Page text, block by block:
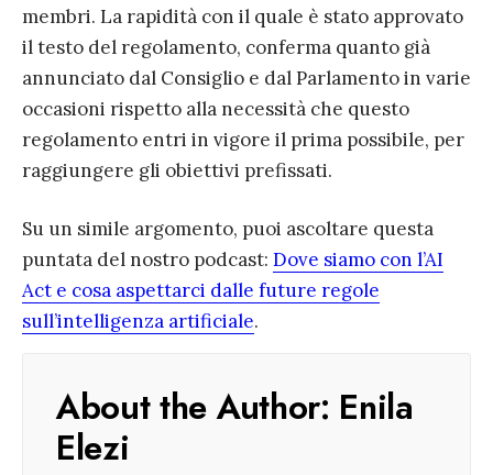
membri. La rapidità con il quale è stato approvato
il testo del regolamento, conferma quanto già
annunciato dal Consiglio e dal Parlamento in varie
occasioni rispetto alla necessità che questo
regolamento entri in vigore il prima possibile, per
raggiungere gli obiettivi prefissati.
Su un simile argomento, puoi ascoltare questa
puntata del nostro podcast: Dove siamo con l’AI
Act e cosa aspettarci dalle future regole
sull’intelligenza artificiale.
About the Author: Enila
Elezi